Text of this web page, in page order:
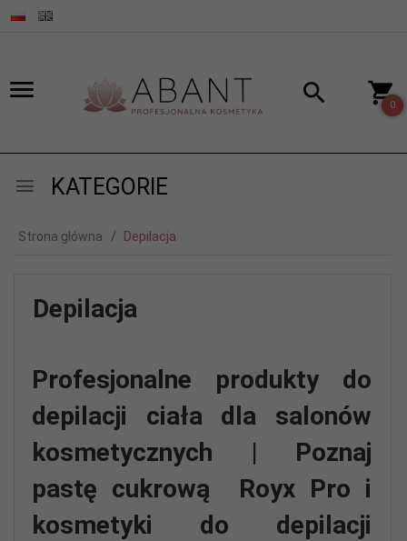
0
KATEGORIE
Strona główna Depilacja
Depilacja
Profesjonalne produkty do
depilacji ciała dla salonów
kosmetycznych | Poznaj
pastę cukrową Royx Pro i
kosmetyki do depilacji